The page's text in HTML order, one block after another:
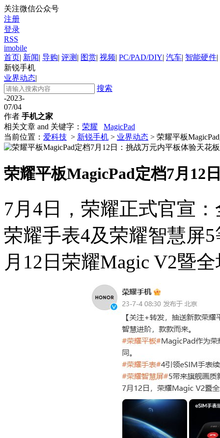
关注微信公众号
注册
登录
RSS
imobile
首页| 新闻| 导购| 评测 | 图赏| 视频| PC/PAD/DIY| 汽车| 智能硬件|
新锐手机
业界动态|
搜索
-2023-
07/04
作者 手机之家
相关文章 and 关键字： 荣耀
MagicPad
当前位置： 爱科技 > 新锐手机 > 业界动态 > 荣耀平板
荣耀平板MagicPad定档7月12
7月4日，荣耀正式官宣
荣耀手表4及荣耀智慧屏
月12日荣耀Magic V2暨